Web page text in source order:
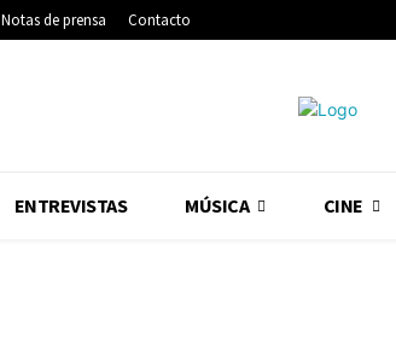
Notas de prensa Contacto
ENTREVISTAS MÚSICA CINE